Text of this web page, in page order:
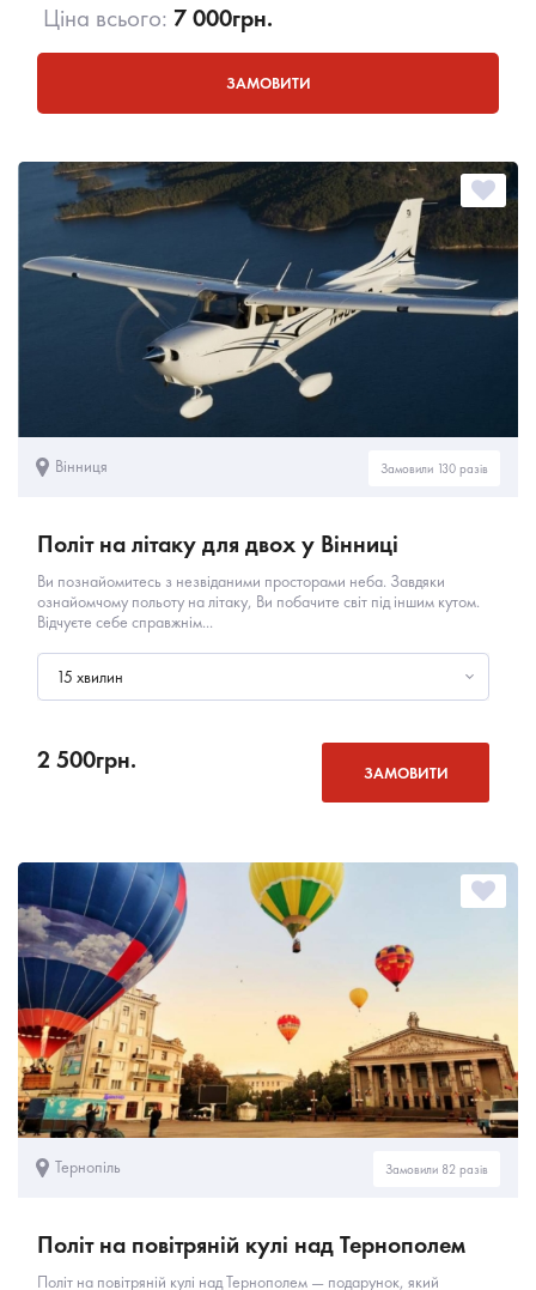
Ціна всього: 7 000грн.
ЗАМОВИТИ
Вінниця Замовили 130 разів
Політ на літаку для двох у Вінниці
Ви познайомитесь з незвіданими просторами неба. Завдяки
ознайомчому польоту на літаку, Ви побачите світ під іншим кутом.
Відчуєте себе справжнім...
15 хвилин
2 500грн. ЗАМОВИТИ
Тернопіль Замовили 82 разів
Політ на повітряній кулі над Тернополем
Політ на повітряній кулі над Тернополем — подарунок, який